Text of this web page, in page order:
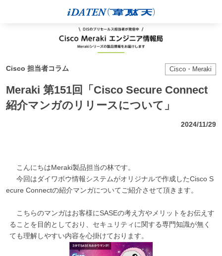
Cisco 担当者コラム Cisco・Meraki
Meraki 第151回「Cisco Secure Connect
紹介マンガのリリースについて」
2024/11/29
こんにちはMeraki製品担当の林です。
今回はダイワボウ情報システムがオリジナルで作成したCisco S
ecure Connectの紹介マンガについてご紹介させて頂きます。
こちらのマンガはお客様にSASEの考え方やメリットをお伝えす
ることを目的としており、セキュリティに関する専門知識が無く
ても理解しやすい内容を心掛けております。